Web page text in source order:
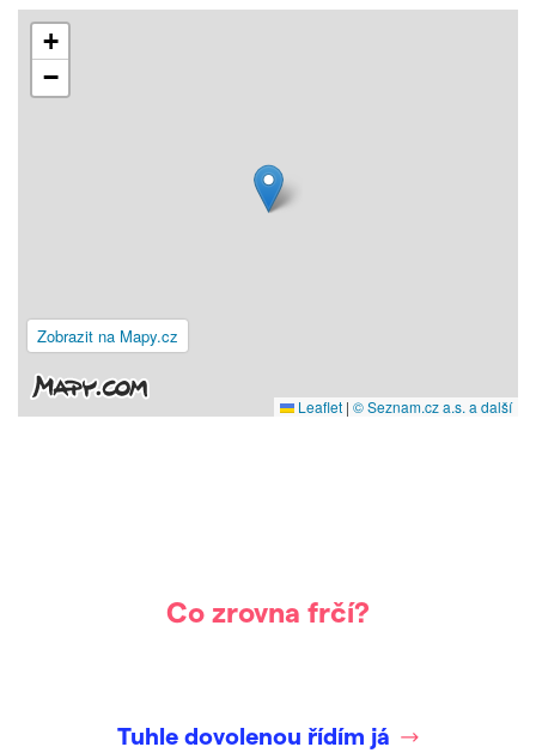
Zobrazit na Mapy.cz
+
−
Leaflet | © Seznam.cz a.s. a další
Co zrovna frčí?
Tuhle dovolenou řídím já